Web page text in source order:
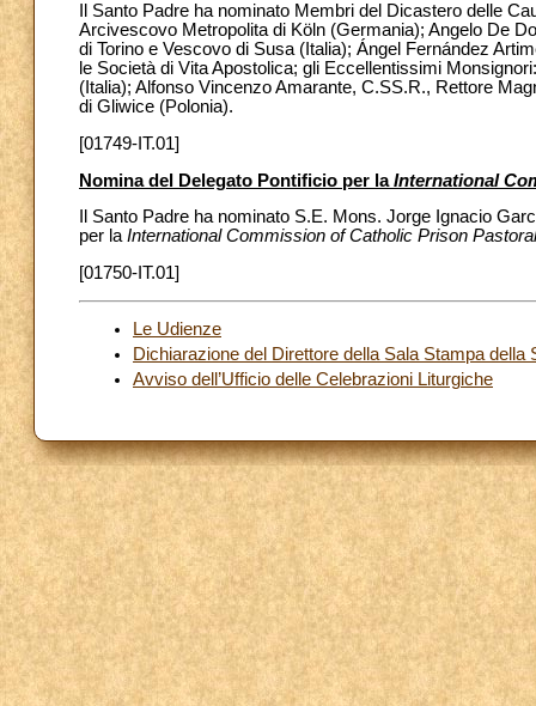
Il Santo Padre ha nominato Membri del Dicastero delle
Arcivescovo Metropolita di Köln (Germania); Angelo De
di Torino e Vescovo di Susa (Italia); Ángel Fernández
le Società di Vita Apostolica; gli Eccellentissimi
(Italia); Alfonso Vincenzo Amarante, C.SS.R., Rettore
di Gliwice (Polonia).
[01749-IT.01]
Nomina del Delegato Pontificio per laInternational
Il Santo Padre ha nominato S.E. Mons. Jorge Ignacio
per laInternational Commission of Catholic Prison
[01750-IT.01]
Le Udienze
Dichiarazione del Direttore della Sala Stampa della
Avviso dell’Ufficio delle Celebrazioni Liturgiche